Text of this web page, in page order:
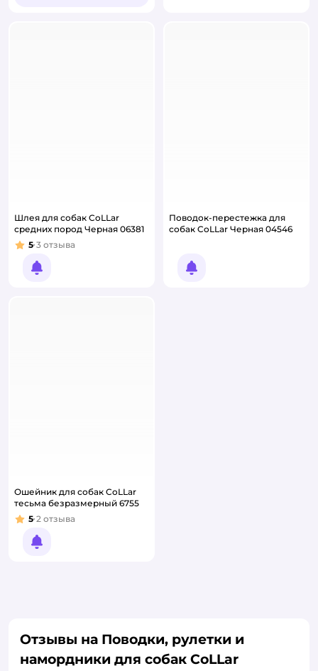
Шлея для собак CoLLar
средних пород Черная 06381
Рейтинг:
5 3 отзыва
Уведомить о появлении
Поводок-перестежка для
собак CoLLar Черная 04546
Уведомить о появлении
Ошейник для собак CoLLar
тесьма безразмерный 6755
Рейтинг:
5 2 отзыва
Уведомить о появлении
Отзывы на Поводки, рулетки и
намордники для собак CoLLar